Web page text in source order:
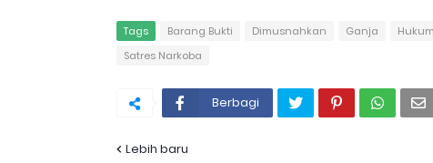
Tags Barang Bukti Dimusnahkan Ganja
Satres Narkoba
Berbagi
Lebih baru